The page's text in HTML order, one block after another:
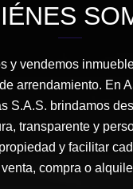
y vendemos
arrendamiento. En
S.A.S. brindamos
transparente y
y facilitar
venta, compra o